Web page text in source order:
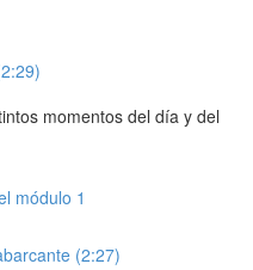
momentos del día y del
módulo 1
(2:27)